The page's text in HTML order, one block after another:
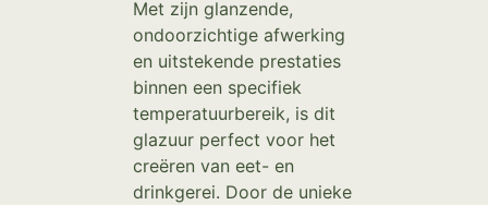
Met zijn glanzende,
ondoorzichtige afwerking
en uitstekende prestaties
binnen een specifiek
temperatuurbereik, is dit
glazuur perfect voor het
creëren van eet- en
drinkgerei. Door de unieke